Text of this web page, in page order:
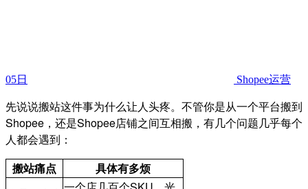
05日 Shopee运营
先说说搬站这件事为什么让人头疼。不管你是从一个平台搬到
Shopee，还是Shopee店铺之间互相搬，有几个问题几乎每个
人都会遇到：
搬站痛点
具体有多烦